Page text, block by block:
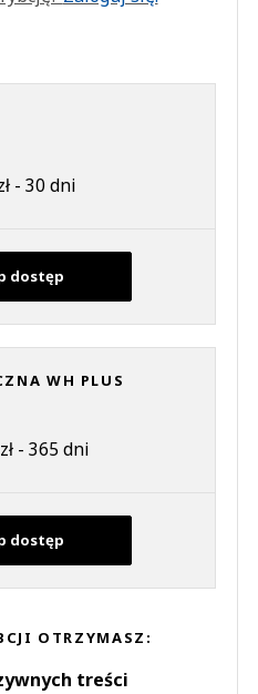
- 30 dni
dostęp
WH PLUS
- 365 dni
dostęp
OTRZYMASZ:
treści